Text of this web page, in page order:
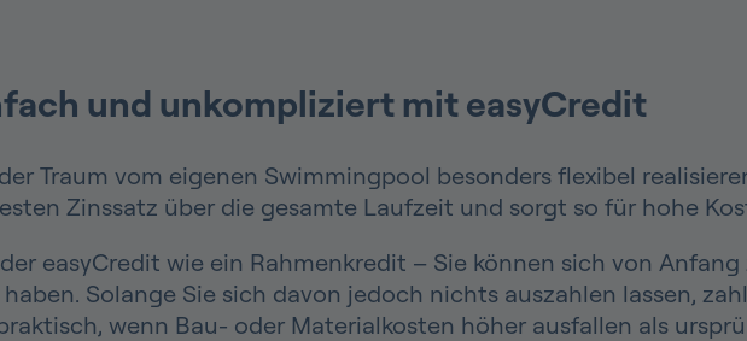
und unkompliziert mit easyCredit
Traum vom eigenen Swimmingpool besonders flexibel
Zinssatz über die gesamte Laufzeit und sorgt so für hohe
easyCredit wie ein Rahmenkredit – Sie können sich von
Solange Sie sich davon jedoch nichts auszahlen lassen,
wenn Bau- oder Materialkosten höher ausfallen als